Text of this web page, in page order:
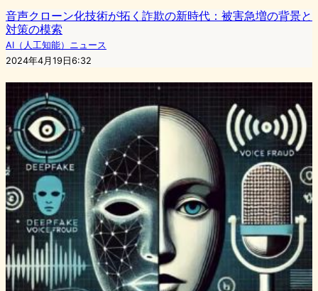
音声クローン化技術が拓く詐欺の新時代：被害急増の背景と
対策の模索
AI（人工知能）ニュース
2024年4月19日6:32